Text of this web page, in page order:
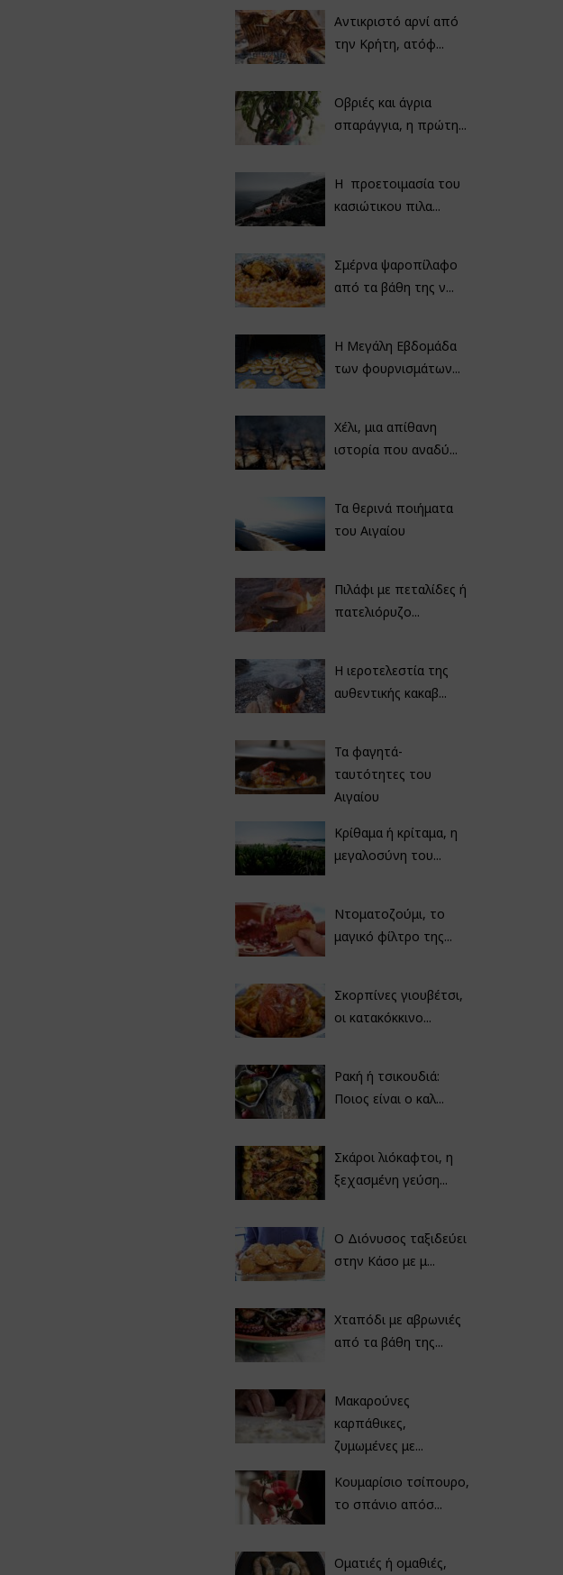
Αντικριστό αρνί από
την Κρήτη, ατόφ...
Οβριές και άγρια
σπαράγγια, η πρώτη...
Η προετοιμασία του
κασιώτικου πιλα...
Σμέρνα ψαροπίλαφο
από τα βάθη της ν...
Η Μεγάλη Εβδομάδα
των φουρνισμάτων...
Χέλι, μια απίθανη
ιστορία που αναδύ...
Τα θερινά ποιήματα
του Αιγαίου
Πιλάφι με πεταλίδες ή
πατελιόρυζο...
Η ιεροτελεστία της
αυθεντικής κακαβ...
Τα φαγητά-
ταυτότητες του
Αιγαίου
Κρίθαμα ή κρίταμα, η
μεγαλοσύνη του...
Ντοματοζούμι, το
μαγικό φίλτρο της...
Σκορπίνες γιουβέτσι,
οι κατακόκκινο...
Ρακή ή τσικουδιά:
Ποιος είναι ο καλ...
Σκάροι λιόκαφτοι, η
ξεχασμένη γεύση...
Ο Διόνυσος ταξιδεύει
στην Κάσο με μ...
Χταπόδι με αβρωνιές
από τα βάθη της...
Μακαρούνες
καρπάθικες,
ζυμωμένες με...
Κουμαρίσιο τσίπουρο,
το σπάνιο απόσ...
Οματιές ή ομαθιές,